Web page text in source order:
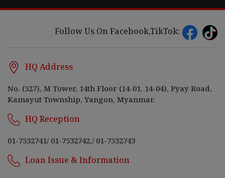
Follow Us On Facebook,TikTok:
HQ Address
No. (527), M Tower, 14th Floor (14-01, 14-04), Pyay Road,
Kamayut Township, Yangon, Myanmar.
HQ Reception
01-7532741/ 01-7532742,/ 01-7532743
Loan Issue & Information